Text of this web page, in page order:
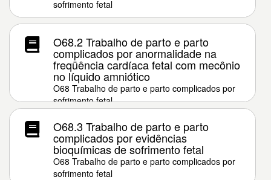
sofrimento fetal
O68.2 Trabalho de parto e parto
complicados por anormalidade na
freqüência cardíaca fetal com mecônio
no líquido amniótico
O68 Trabalho de parto e parto complicados por
sofrimento fetal
O68.3 Trabalho de parto e parto
complicados por evidências
bioquímicas de sofrimento fetal
O68 Trabalho de parto e parto complicados por
sofrimento fetal